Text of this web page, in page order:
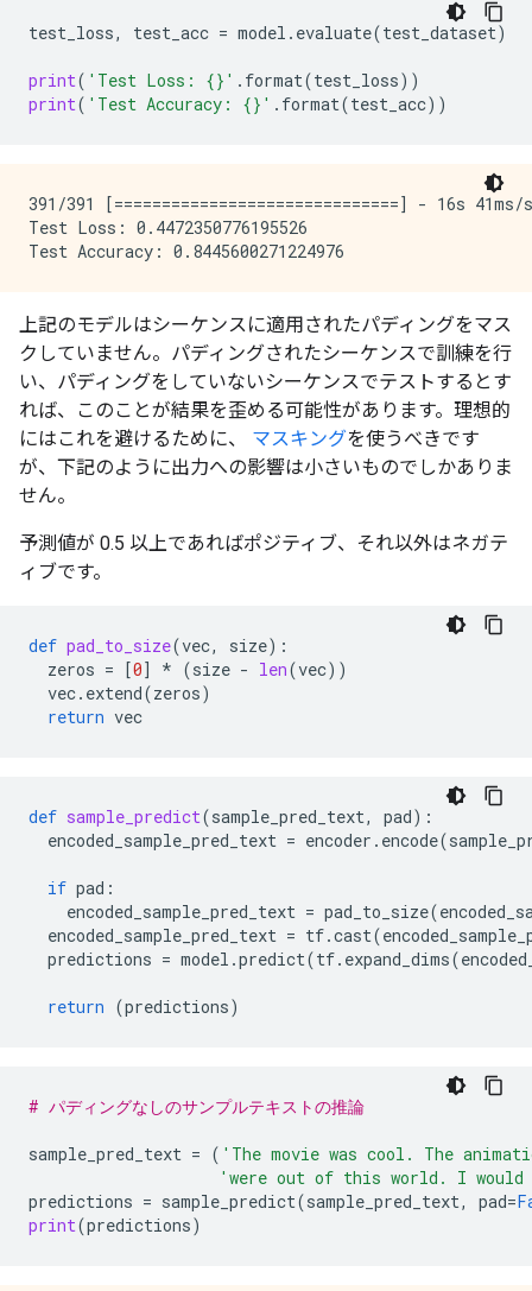
391/391 [==============================] -
Epoch 9/10
Epoch 10/10
test_loss, test_acc = model . evaluate(test_dataset)
print( 'Test Loss: {} ' . format(test_loss))
print( 'Test Accuracy: {} ' . format(test_acc))
391/391 [==============================] - 16s
Test Loss: 0.4472350776195526
上記のモデルはシーケンスに適用されたパディングをマス
クしていません。パディングされたシーケンスで訓練を行
い、パディングをしていないシーケンスでテストするとす
れば、このことが結果を歪める可能性があります。理想的
にはこれを避けるために、 マスキングを使うべきです
が、下記のように出力への影響は小さいものでしかありま
せん。
予測値が 0.5 以上であればポジティブ、それ以外はネガテ
ィブです。
def pad_to_size(vec, size):
zeros = [0] * (size - len(vec))
vec. extend(zeros)
return vec
def sample_predict(sample_pred_text, pad):
encoded_sample_pred_text = encoder . encode(
if pad :
encoded_sample_pred_text = pad_to_size(
encoded_sample_pred_text = tf.cast(
predictions = model .predict(tf. expand_dims(
return (predictions)
# パディングなしのサンプルテキストの推論
sample_pred_text = ( 'The movie was cool. The
'were out of this world. I would
predictions = sample_predict(sample_pred_text, pad=
print(predictions)